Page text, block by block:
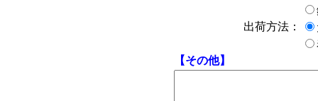
出荷方法：
【その他】